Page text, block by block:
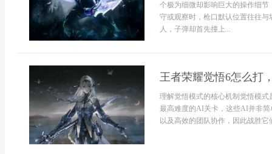
个极为细微却影响巨大的操作细
守或观察时，枪口默认位置往往
人，子弹却首先撞上...
王者荣耀觉悟6怎么打
理解觉悟模式的核心机制觉悟模
最高难度的AI关卡，这些AI并非
以及高效的团队协作，因此战胜